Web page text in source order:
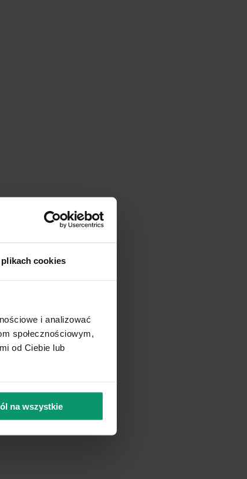
plikach cookies
i analizować
społecznościowym,
od Ciebie lub
na wszystkie